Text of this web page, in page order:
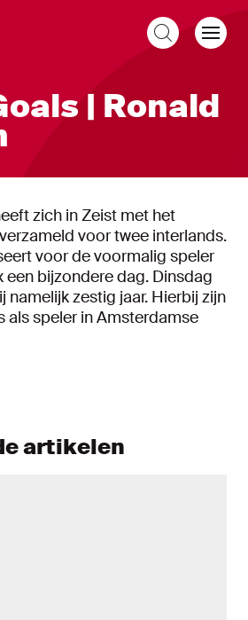
| Ronald
zich in Zeist met het
voor twee interlands.
voor de voormalig speler
een bijzondere dag. Dinsdag
namelijk zestig jaar. Hierbij zijn
als speler in Amsterdamse
artikelen